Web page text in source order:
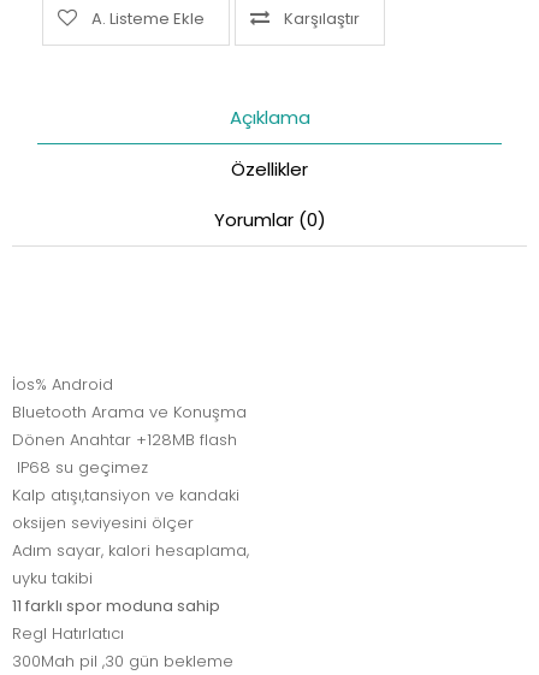
A. Listeme Ekle Karşılaştır
Açıklama
Özellikler
Yorumlar (0)
İos% Android
Bluetooth Arama ve Konuşma
Dönen Anahtar +128MB flash
IP68 su geçimez
Kalp atışı,tansiyon ve kandaki
oksijen seviyesini ölçer
Adım sayar, kalori hesaplama,
uyku takibi
11 farklı spor moduna sahip
Regl Hatırlatıcı
300Mah pil ,30 gün bekleme